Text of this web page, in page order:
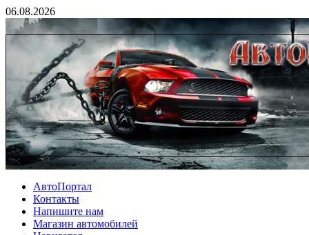
06.08.2026
АвтоПортал
Контакты
Напишите нам
Магазин автомобилей